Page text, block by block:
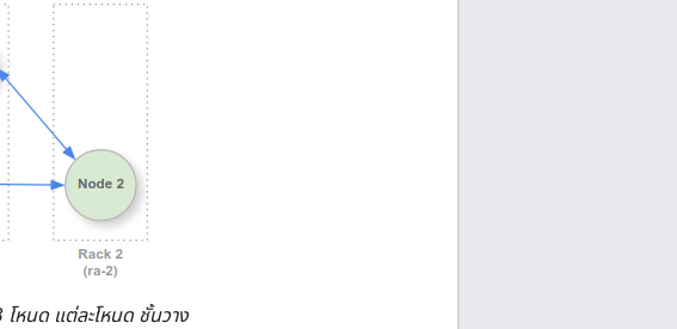
หนด แต่ละโหนด ชั้นวาง